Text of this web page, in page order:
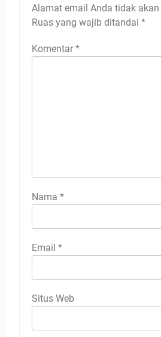
Alamat email Anda tidak
Ruas yang wajib ditandai *
Komentar *
Nama *
Email *
Situs Web